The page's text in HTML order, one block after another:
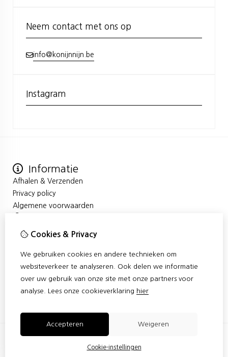
Neem contact met ons op
info@konijnnijn.be
Instagram
Informatie
Afhalen & Verzenden
Privacy policy
Algemene voorwaarden
Inloggen
Verlanglijst
Klantenservice
Contact
Sitemap
Cookies & Privacy
We gebruiken cookies en andere technieken om
websiteverkeer te analyseren. Ook delen we informatie
over uw gebruik van onze site met onze partners voor
analyse.
Lees onze cookieverklaring hier
Accepteren Weigeren
Cookie-instellingen